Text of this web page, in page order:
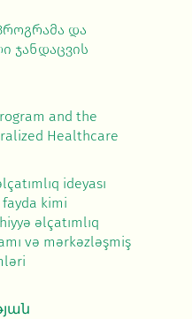
და
ჯანდაცვის
and the
Healthcare
ideyası
kimi
əlçatımlıq
və mərkəzləşmiş